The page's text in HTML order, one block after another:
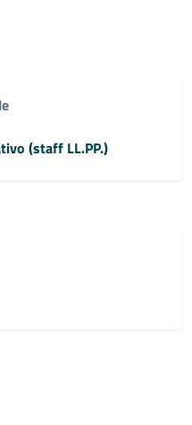
(staff LL.PP.)